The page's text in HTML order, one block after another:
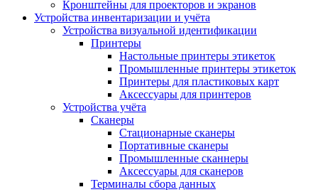
Кронштейны для проекторов и экранов
Устройства инвентаризации и учёта
Устройства визуальной идентификации
Принтеры
Настольные принтеры этикеток
Промышленные принтеры этикеток
Принтеры для пластиковых карт
Аксессуары для принтеров
Устройства учёта
Сканеры
Стационарные сканеры
Портативные сканеры
Промышленные сканнеры
Аксессуары для сканеров
Терминалы сбора данных